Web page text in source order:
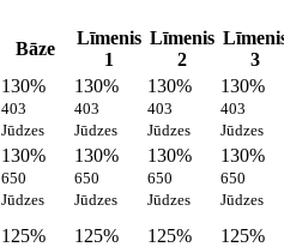
Bāze
Līmenis
1
Līmenis
2
3
130%
403
Jūdzes
130%
403
Jūdzes
130%
403
Jūdzes
130%
403
Jūdzes
130%
650
Jūdzes
130%
650
Jūdzes
130%
650
Jūdzes
130%
650
Jūdzes
125% 125% 125%
125%